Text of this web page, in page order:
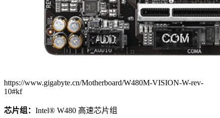
https://www.gigabyte.cn/Motherboard/W480M-VISION-W-rev-
10#kf
芯片组： Intel® W480 高速芯片组